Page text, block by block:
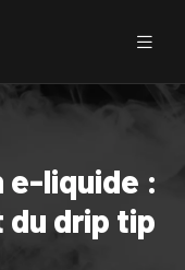
e-liquide :
du drip tip